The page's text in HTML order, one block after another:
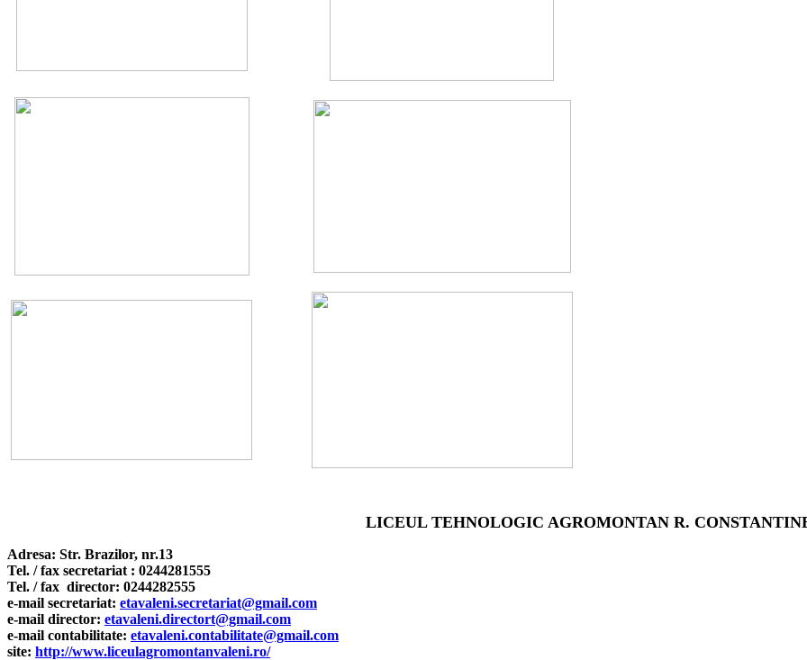
LICEUL TEHNOLOGIC AGROMONTAN R.
Adresa: Str. Brazilor, nr.13
Tel. / fax secretariat : 0244281555
Tel. / fax director: 0244282555
e-mail secretariat: etavaleni.secretariat@gmail.com
e-mail director: etavaleni.directort@gmail.com
e-mail contabilitate: etavaleni.contabilitate@gmail.com
site: http://www.liceulagromontanvaleni.ro/